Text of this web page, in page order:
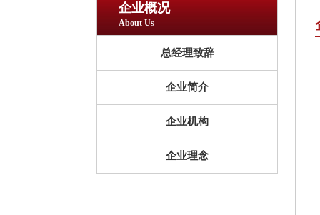
企业概况
About Us
总经理致辞
企业简介
企业机构
企业理念